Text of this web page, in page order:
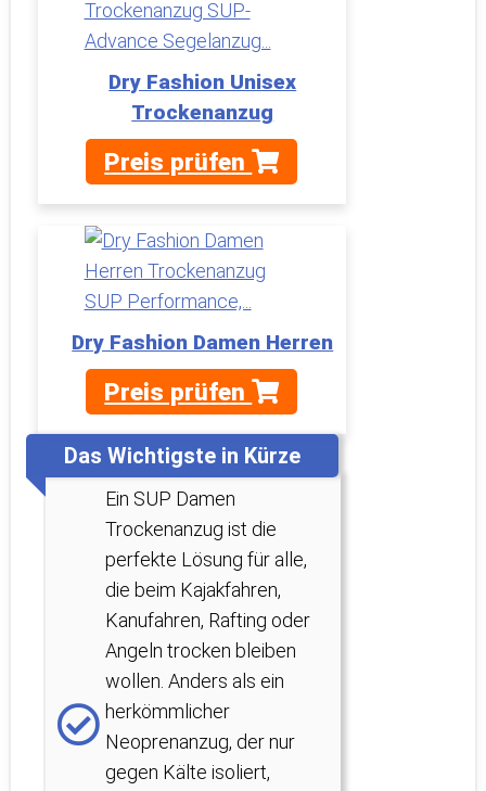
Dry Fashion Unisex
Trockenanzug
Preis prüfen
Dry Fashion Damen Herren
Preis prüfen
Das Wichtigste in Kürze
Ein SUP Damen
Trockenanzug ist die
perfekte Lösung für alle,
die beim Kajakfahren,
Kanufahren, Rafting oder
Angeln trocken bleiben
wollen. Anders als ein
herkömmlicher
Neoprenanzug, der nur
gegen Kälte isoliert,